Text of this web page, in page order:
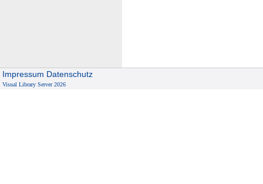
Impressum Datenschutz
Visual Library Server 2026